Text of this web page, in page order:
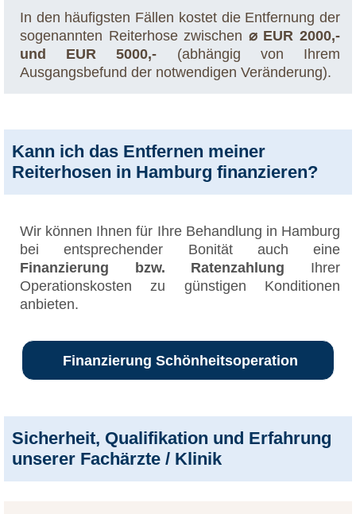
In den häufigsten Fällen kostet die Entfernung der
sogenannten Reiterhose zwischen ⌀ EUR 2000,-
und EUR 5000,- (abhängig von Ihrem
Ausgangsbefund der notwendigen Veränderung).
Kann ich das Entfernen meiner
Reiterhosen in Hamburg finanzieren?
Wir können Ihnen für Ihre Behandlung in Hamburg
bei entsprechender Bonität auch eine
Finanzierung bzw. Ratenzahlung Ihrer
Operationskosten zu günstigen Konditionen
anbieten.
Finanzierung Schönheitsoperation
Sicherheit, Qualifikation und Erfahrung
unserer Fachärzte / Klinik